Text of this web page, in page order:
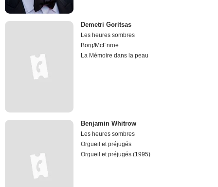
Demetri Goritsas
Les heures sombres
Borg/McEnroe
La Mémoire dans la peau
Benjamin Whitrow
Les heures sombres
Orgueil et préjugés
Orgueil et préjugés (1995)